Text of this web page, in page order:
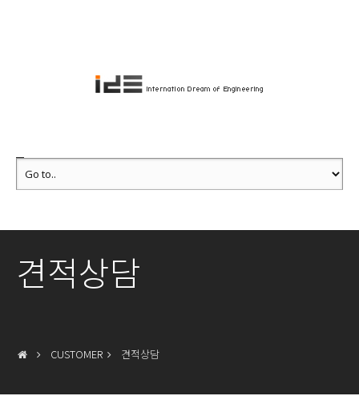
견적상담
CUSTOMER 견적상담